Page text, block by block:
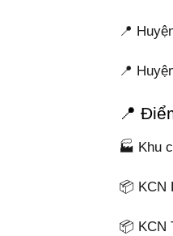
📍
📍
📍
🏭 Khu
📦 KCN
📦 KCN